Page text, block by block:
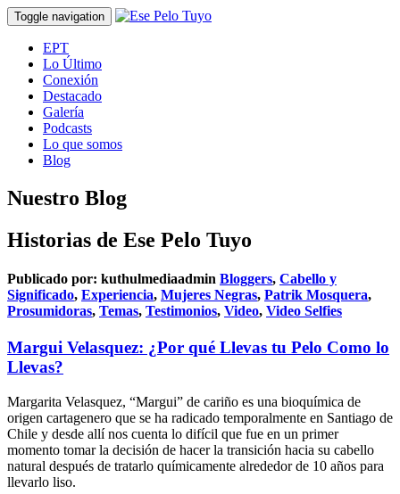
Toggle navigation
EPT
Lo Último
Conexión
Destacado
Galería
Podcasts
Lo que somos
Blog
Nuestro Blog
Historias de Ese Pelo Tuyo
Publicado por: kuthulmediaadmin Bloggers, Cabello y
Significado, Experiencia, Mujeres Negras, Patrik Mosquera,
Prosumidoras, Temas, Testimonios, Video, Video Selfies
Margui Velasquez: ¿Por qué Llevas tu Pelo Como lo
Llevas?
Margarita Velasquez, “Margui” de cariño es una bioquímica de
origen cartagenero que se ha radicado temporalmente en Santiago de
Chile y desde allí nos cuenta lo difícil que fue en un primer
momento tomar la decisión de hacer la transición hacia su cabello
natural después de tratarlo químicamente alrededor de 10 años para
llevarlo liso.